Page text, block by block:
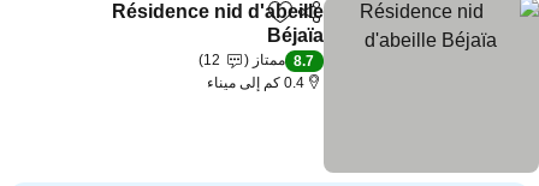
مشاركةAdd to favorites
Résidence nid d'abeille
Béjaïa
8.7 ممتاز
12
0.4 كم إلى ميناء